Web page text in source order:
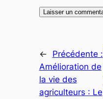
←
Précédente :
Amélioration de
la vie des
agriculteurs : Le